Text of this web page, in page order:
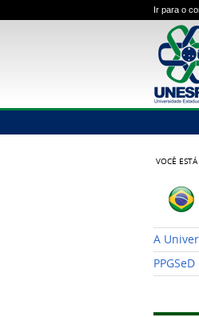
Ir para o
VOCÊ
A
PPGSeD